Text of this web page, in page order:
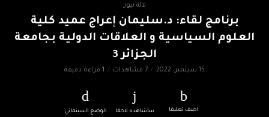
لالة نيوز
برنامج لقاء: د.سليمان إعراج عميد كلية
العلوم السياسية و العلاقات الدولية بجامعة
الجزائر 3
15 سبتمبر، 2022 7 مشاهدات 1 قراءة دقيقة
اضف تعليقا سأشاهده لاحقا الوضع السينمائي